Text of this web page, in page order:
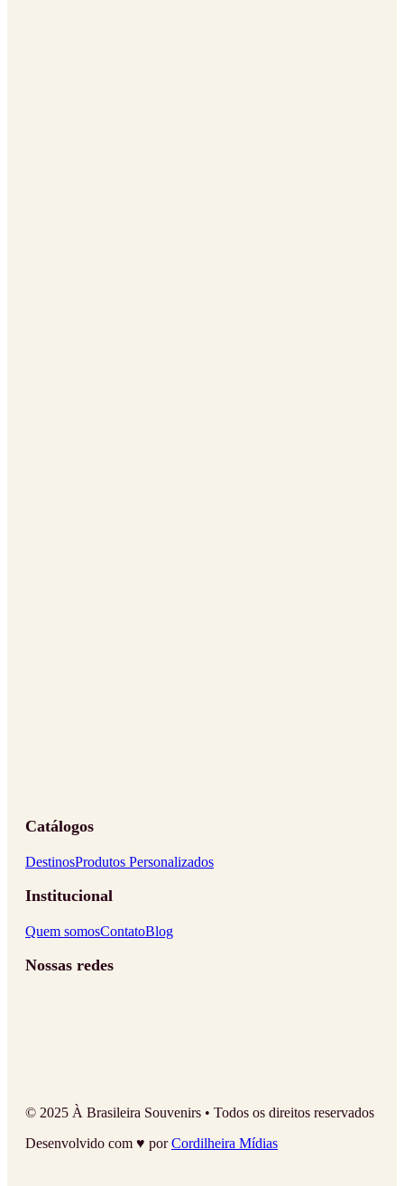
Catálogos
DestinosProdutos Personalizados
Institucional
Quem somosContatoBlog
Nossas redes
© 2025 À Brasileira Souvenirs • Todos os direitos reservados
Desenvolvido com ♥ porCordilheira Mídias